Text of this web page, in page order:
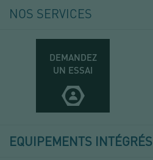
page
NOS SERVICES
DEMANDEZ
UN ESSAI
EQUIPEMENTS INTÉGRÉS